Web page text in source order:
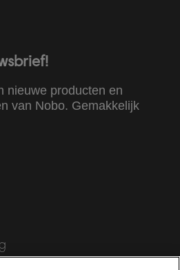
nieuwe producten en
van Nobo. Gemakkelijk